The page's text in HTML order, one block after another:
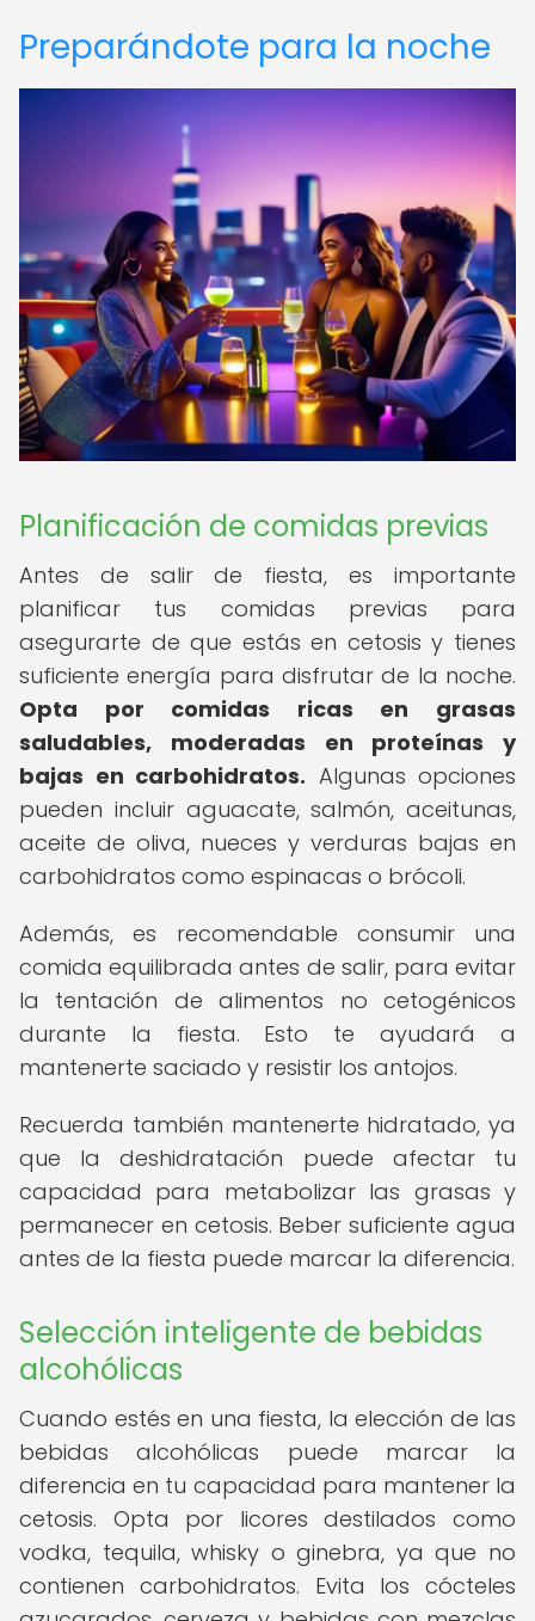
Preparándote para la noche
Planificación de comidas previas
Antes de salir de fiesta, es importante
planificar tus comidas previas para
asegurarte de que estás en cetosis y tienes
suficiente energía para disfrutar de la noche.
Opta por comidas ricas en grasas
saludables, moderadas en proteínas y
bajas en carbohidratos. Algunas opciones
pueden incluir aguacate, salmón, aceitunas,
aceite de oliva, nueces y verduras bajas en
carbohidratos como espinacas o brócoli.
Además, es recomendable consumir una
comida equilibrada antes de salir, para evitar
la tentación de alimentos no cetogénicos
durante la fiesta. Esto te ayudará a
mantenerte saciado y resistir los antojos.
Recuerda también mantenerte hidratado, ya
que la deshidratación puede afectar tu
capacidad para metabolizar las grasas y
permanecer en cetosis. Beber suficiente agua
antes de la fiesta puede marcar la diferencia.
Selección inteligente de bebidas
alcohólicas
Cuando estés en una fiesta, la elección de las
bebidas alcohólicas puede marcar la
diferencia en tu capacidad para mantener la
cetosis. Opta por licores destilados como
vodka, tequila, whisky o ginebra, ya que no
contienen carbohidratos. Evita los cócteles